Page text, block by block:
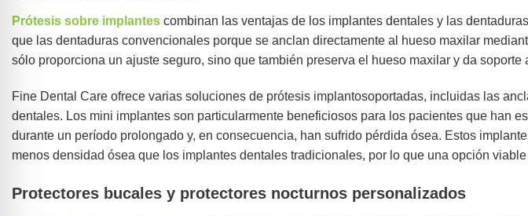
Prótesis sobre implantes combinan las ventajas de los implantes dentales y las
que las dentaduras convencionales porque se anclan directamente al hueso maxilar
sólo proporciona un ajuste seguro, sino que también preserva el hueso maxilar y da soporte
Fine Dental Care ofrece varias soluciones de prótesis implantosoportadas, incluidas las
dentales. Los mini implantes son particularmente beneficiosos para los pacientes que han
durante un período prolongado y, en consecuencia, han sufrido pérdida ósea. Estos
menos densidad ósea que los implantes dentales tradicionales, por lo que una opción
Protectores bucales y protectores nocturnos personalizados